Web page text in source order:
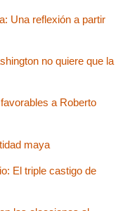
Una reflexión a partir
no quiere que la
a Roberto
maya
El triple castigo de